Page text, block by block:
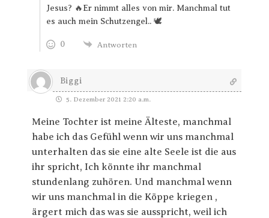
Jesus? 🔥Er nimmt alles von mir. Manchmal tut
es auch mein Schutzengel.. 🕊️
0 Antworten
Biggi
5. Dezember 2021 2:20 a.m.
Meine Tochter ist meine Älteste, manchmal
habe ich das Gefühl wenn wir uns manchmal
unterhalten das sie eine alte Seele ist die aus
ihr spricht, Ich könnte ihr manchmal
stundenlang zuhören. Und manchmal wenn
wir uns manchmal in die Köppe kriegen ,
ärgert mich das was sie ausspricht, weil ich